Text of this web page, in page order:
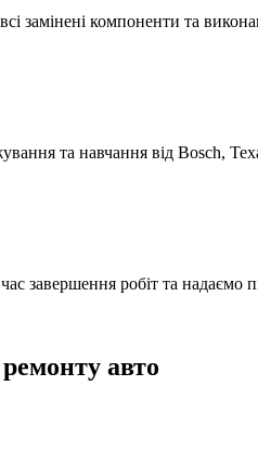
замінені компоненти та
та навчання від Bosch,
завершення робіт та надаємо
авто